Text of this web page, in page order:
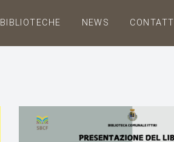
BIBLIOTECHE NEWS CONTATTI